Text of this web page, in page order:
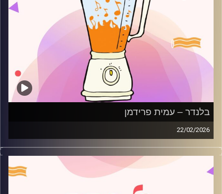
בלנדר – עמית פרידמן
22/02/2026
מוזיקה רגועה לפתוח איתה את הבוקר בהגשת עמית פרידמן
קרדיט תמונות:
AudioVersity